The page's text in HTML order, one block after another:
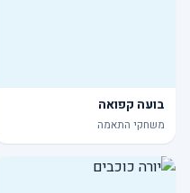
בועה קפואה
משחקי התאמה